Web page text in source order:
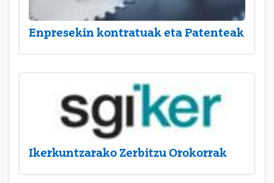
Enpresekin kontratuak eta Patenteak
Ikerkuntzarako Zerbitzu Orokorrak